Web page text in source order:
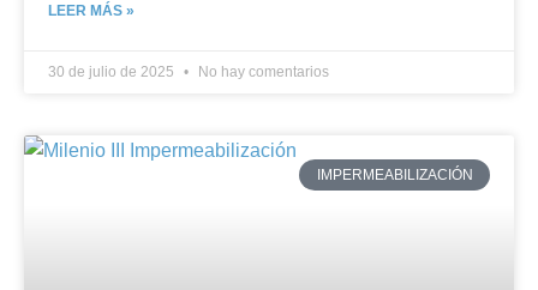
LEER MÁS »
30 de julio de 2025 No hay comentarios
IMPERMEABILIZACIÓN